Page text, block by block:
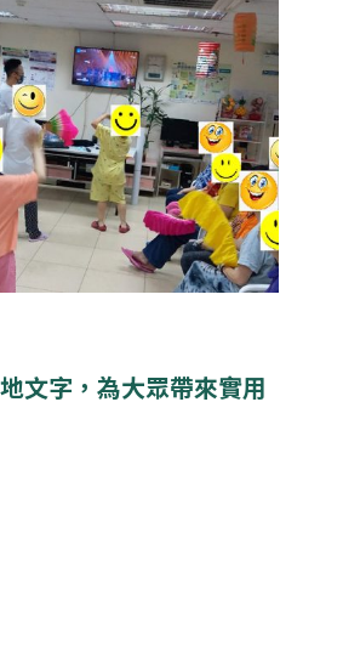
文字，為大眾帶來實用